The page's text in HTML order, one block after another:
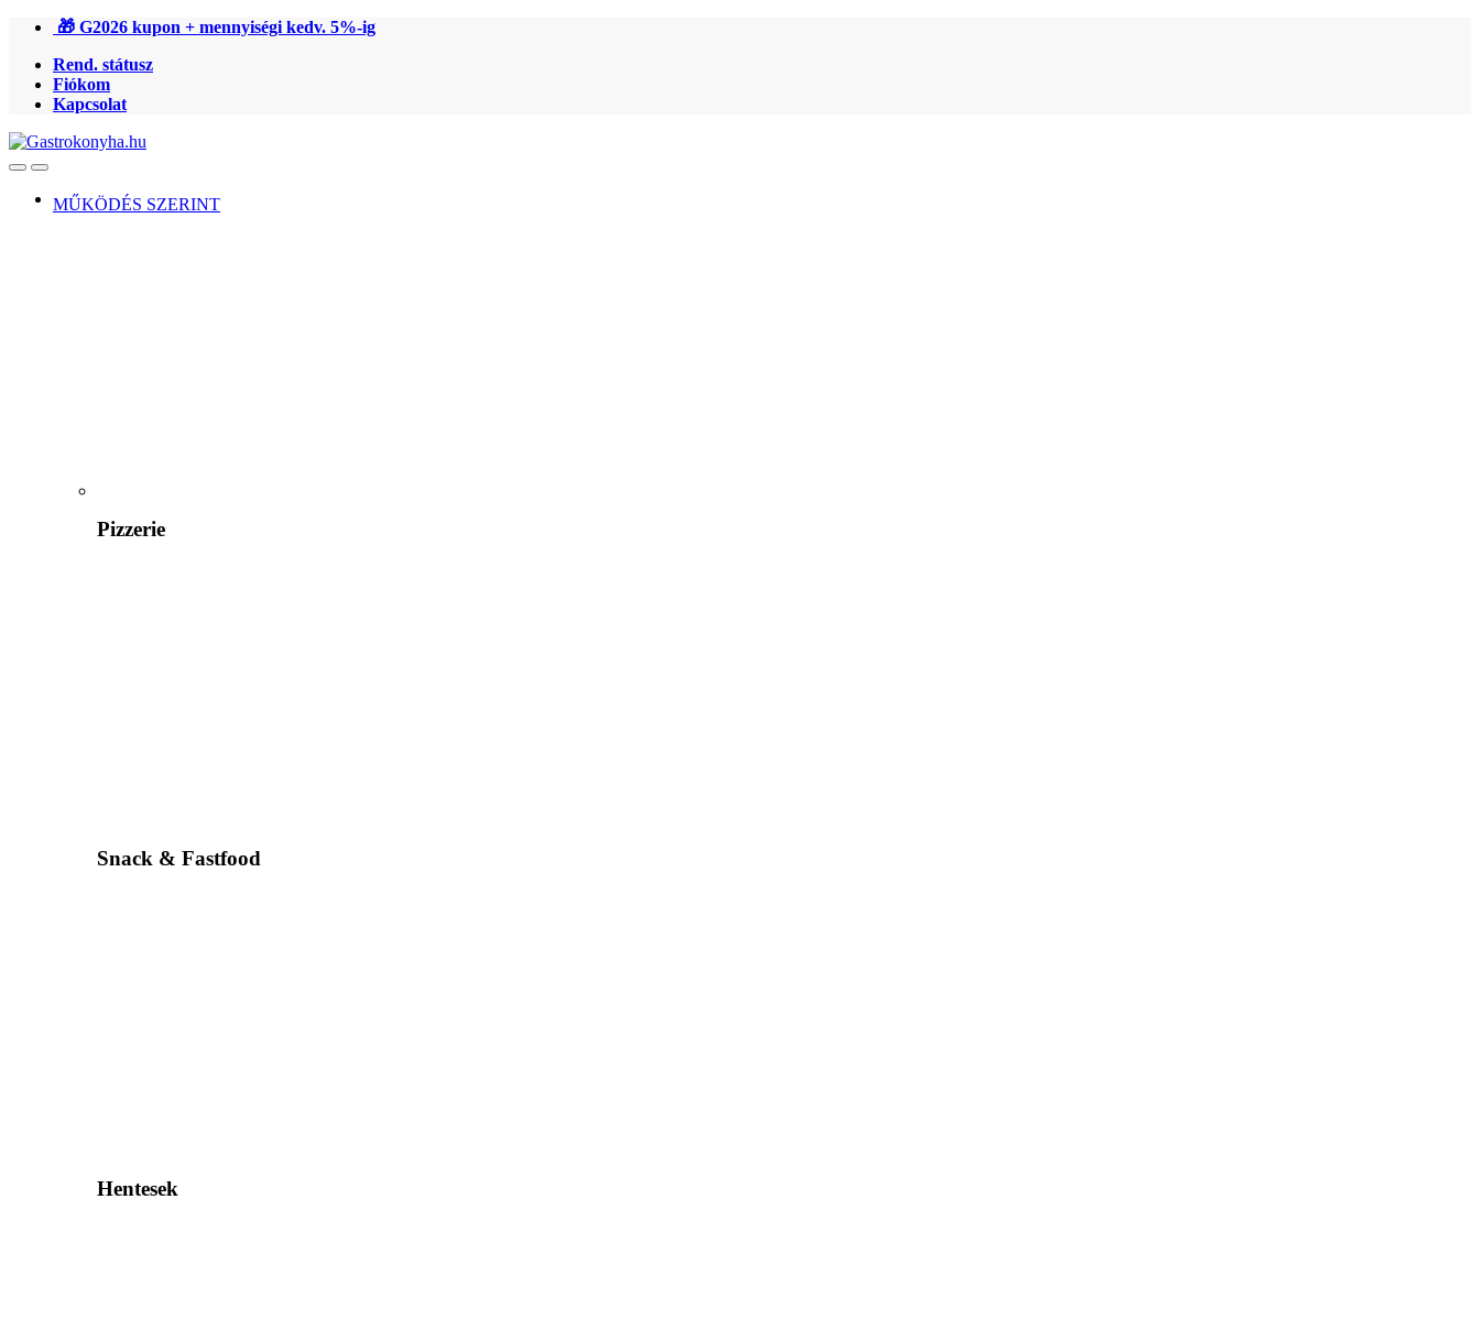
Ugrás
navigációhoz
Ugrás
tartalomra
🎁 G2026 kupon + mennyiségi kedv. 5%-ig
Rend. státusz
Fiókom
Kapcsolat
OpenClose
MŰKÖDÉS SZERINT
Pizzerie
Snack & Fastfood
Hentesek